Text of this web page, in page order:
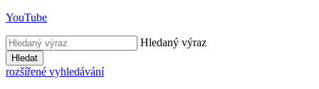
YouTube
Hledaný výraz
Hledat
rozšířené vyhledávání